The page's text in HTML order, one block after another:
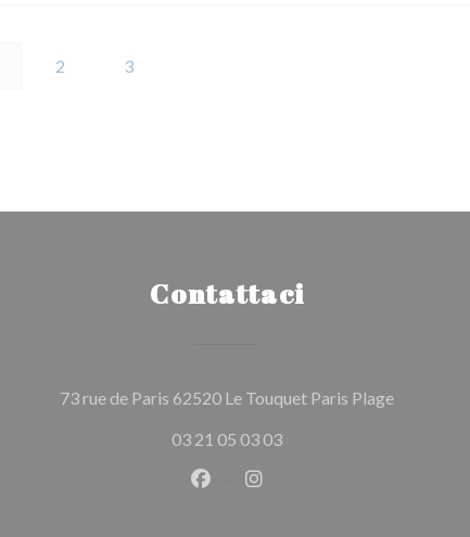
2 3
Contattaci
73 rue de Paris 62520 Le Touquet Paris Plage((apre una
03 21 05 03 03
Facebook ((apre una nuova
Instagram ((apre una